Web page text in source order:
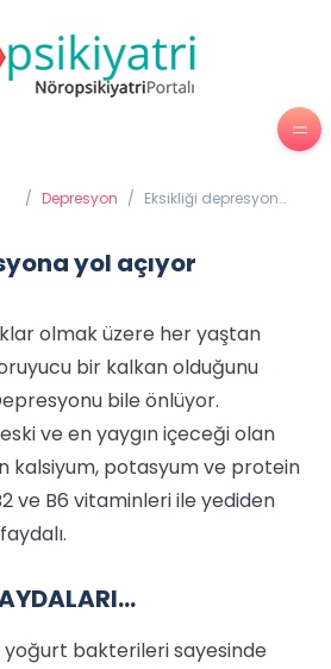
/ Depresyon / Eksikliği depresyona
yol açıyor
olmak üzere her yaştan
bir kalkan olduğunu
bile önlüyor.
ve en yaygın içeceği olan
kalsiyum, potasyum ve protein
B2 ve B6 vitaminleri ile yediden
bakterileri sayesinde